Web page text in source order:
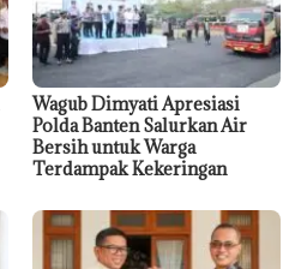
Wagub Dimyati Apresiasi
Polda Banten Salurkan Air
Bersih untuk Warga
Terdampak Kekeringan